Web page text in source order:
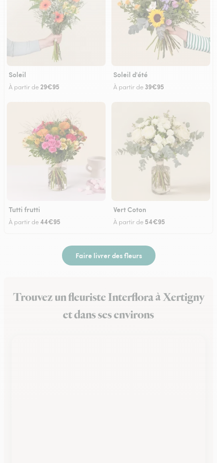
Soleil
À partir de29€95
Soleil d'été
À partir de 39€95
Tutti frutti
À partir de44€95
Vert Coton
À partir de 54€95
Faire livrer des fleurs
Trouvez un fleuriste Interflora à Xertigny
et dans ses environs